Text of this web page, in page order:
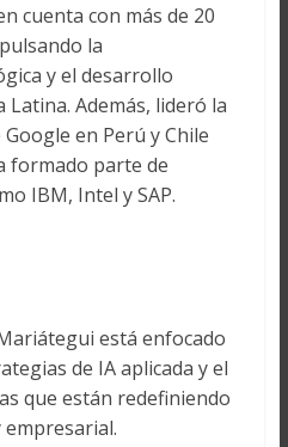
cuenta con más de 20
la
y el desarrollo
Además, lideró la
en Perú y Chile
formado parte de
IBM, Intel y SAP.
está enfocado
de IA aplicada y el
que están redefiniendo